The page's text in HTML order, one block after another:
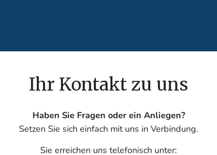
Ihr Kontakt zu uns
Haben Sie Fragen oder ein Anliegen?
Setzen Sie sich einfach mit uns in Verbindung.
Sie erreichen uns telefonisch unter: